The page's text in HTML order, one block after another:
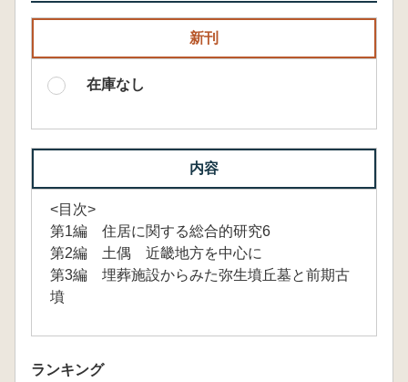
新刊
在庫なし
内容
<目次>
第1編 住居に関する総合的研究6
第2編 土偶 近畿地方を中心に
第3編 埋葬施設からみた弥生墳丘墓と前期古
墳
ランキング